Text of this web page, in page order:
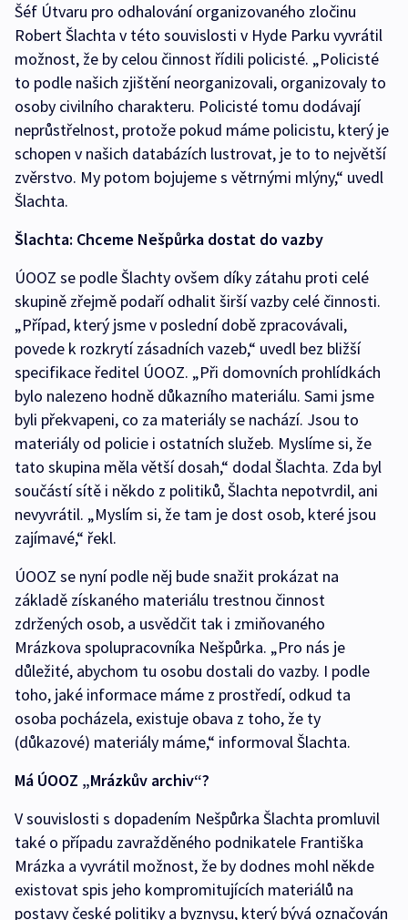
Šéf Útvaru pro odhalování organizovaného zločinu
Robert Šlachta v této souvislosti v Hyde Parku vyvrátil
možnost, že by celou činnost řídili policisté. „Policisté
to podle našich zjištění neorganizovali, organizovaly to
osoby civilního charakteru. Policisté tomu dodávají
neprůstřelnost, protože pokud máme policistu, který je
schopen v našich databázích lustrovat, je to to největší
zvěrstvo. My potom bojujeme s větrnými mlýny,“ uvedl
Šlachta.
Šlachta: Chceme Nešpůrka dostat do vazby
ÚOOZ se podle Šlachty ovšem díky zátahu proti celé
skupině zřejmě podaří odhalit širší vazby celé činnosti.
„Případ, který jsme v poslední době zpracovávali,
povede k rozkrytí zásadních vazeb,“ uvedl bez bližší
specifikace ředitel ÚOOZ. „Při domovních prohlídkách
bylo nalezeno hodně důkazního materiálu. Sami jsme
byli překvapeni, co za materiály se nachází. Jsou to
materiály od policie i ostatních služeb. Myslíme si, že
tato skupina měla větší dosah,“ dodal Šlachta. Zda byl
součástí sítě i někdo z politiků, Šlachta nepotvrdil, ani
nevyvrátil. „Myslím si, že tam je dost osob, které jsou
zajímavé,“ řekl.
ÚOOZ se nyní podle něj bude snažit prokázat na
základě získaného materiálu trestnou činnost
zdržených osob, a usvědčit tak i zmiňovaného
Mrázkova spolupracovníka Nešpůrka. „Pro nás je
důležité, abychom tu osobu dostali do vazby. I podle
toho, jaké informace máme z prostředí, odkud ta
osoba pocházela, existuje obava z toho, že ty
(důkazové) materiály máme,“ informoval Šlachta.
Má ÚOOZ „Mrázkův archiv“?
V souvislosti s dopadením Nešpůrka Šlachta promluvil
také o případu zavražděného podnikatele Františka
Mrázka a vyvrátil možnost, že by dodnes mohl někde
existovat spis jeho kompromitujících materiálů na
postavy české politiky a byznysu, který bývá označován